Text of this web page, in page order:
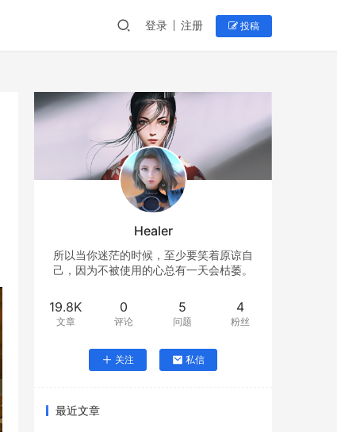
登录 注册 投稿
Healer
所以当你迷茫的时候，至少要笑着原谅自
己，因为不被使用的心总有一天会枯萎。
19.8K
文章
0
评论
5
问题
4
粉丝
关注 私信
最近文章